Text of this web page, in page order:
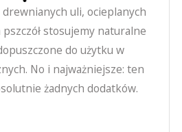
drewnianych uli, ocieplanych
pszczół stosujemy naturalne
do użytku w
No i najważniejsze: ten
żadnych dodatków.